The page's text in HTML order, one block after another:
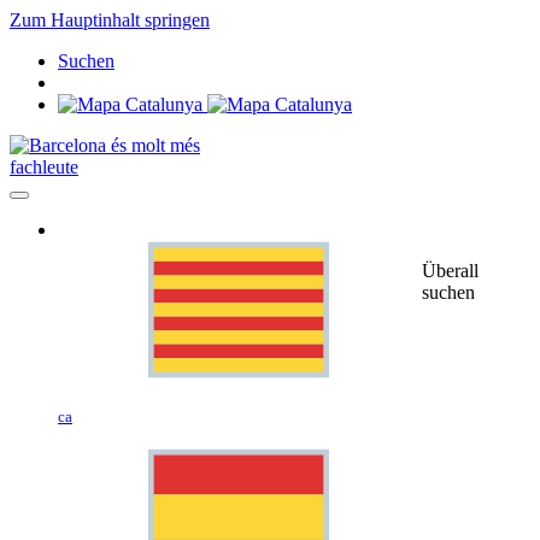
Zum Hauptinhalt springen
Suchen
fachleute
ca
Überall
suchen